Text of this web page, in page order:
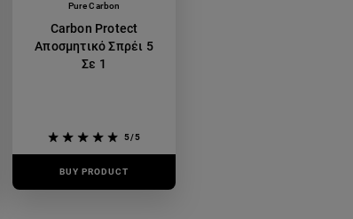
Pure Carbon
Carbon Protect
Αποσμητικό Σπρέι 5
Σε 1
5/5
BUY PRODUCT